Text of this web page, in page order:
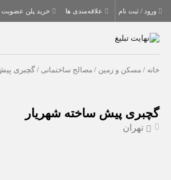
ورود / ثبت نام علاقه‌مندی ها خرید پلن عضویت
خانه /مسکن و زمین /مصالح ساختمانی / گچبری
گچبری پیش ساخته شهریار
تهران